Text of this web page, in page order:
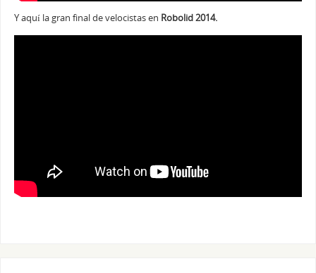
Y aquí la gran final de velocistas en Robolid 2014.